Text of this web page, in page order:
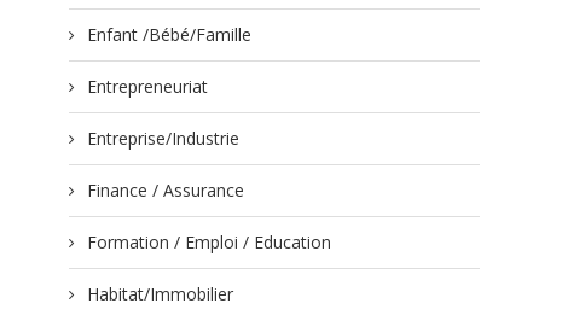
Enfant /Bébé/Famille
Entrepreneuriat
Entreprise/Industrie
Finance / Assurance
Formation / Emploi / Education
Habitat/Immobilier